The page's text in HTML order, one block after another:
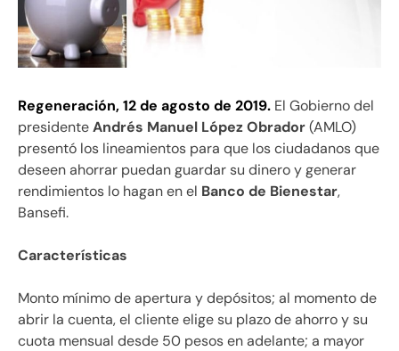
Regeneración, 12 de agosto de 2019. El Gobierno del
presidenteAndrés Manuel López Obrador(AMLO)
presentó los lineamientos para que los ciudadanos que
deseen ahorrar puedan guardar su dinero y generar
rendimientos lo hagan en el Banco de Bienestar,
Bansefi.
Características
Monto mínimo de apertura y depósitos; al momento de
abrir la cuenta, el cliente elige su plazo de ahorro y su
cuota mensual desde 50 pesos en adelante; a mayor